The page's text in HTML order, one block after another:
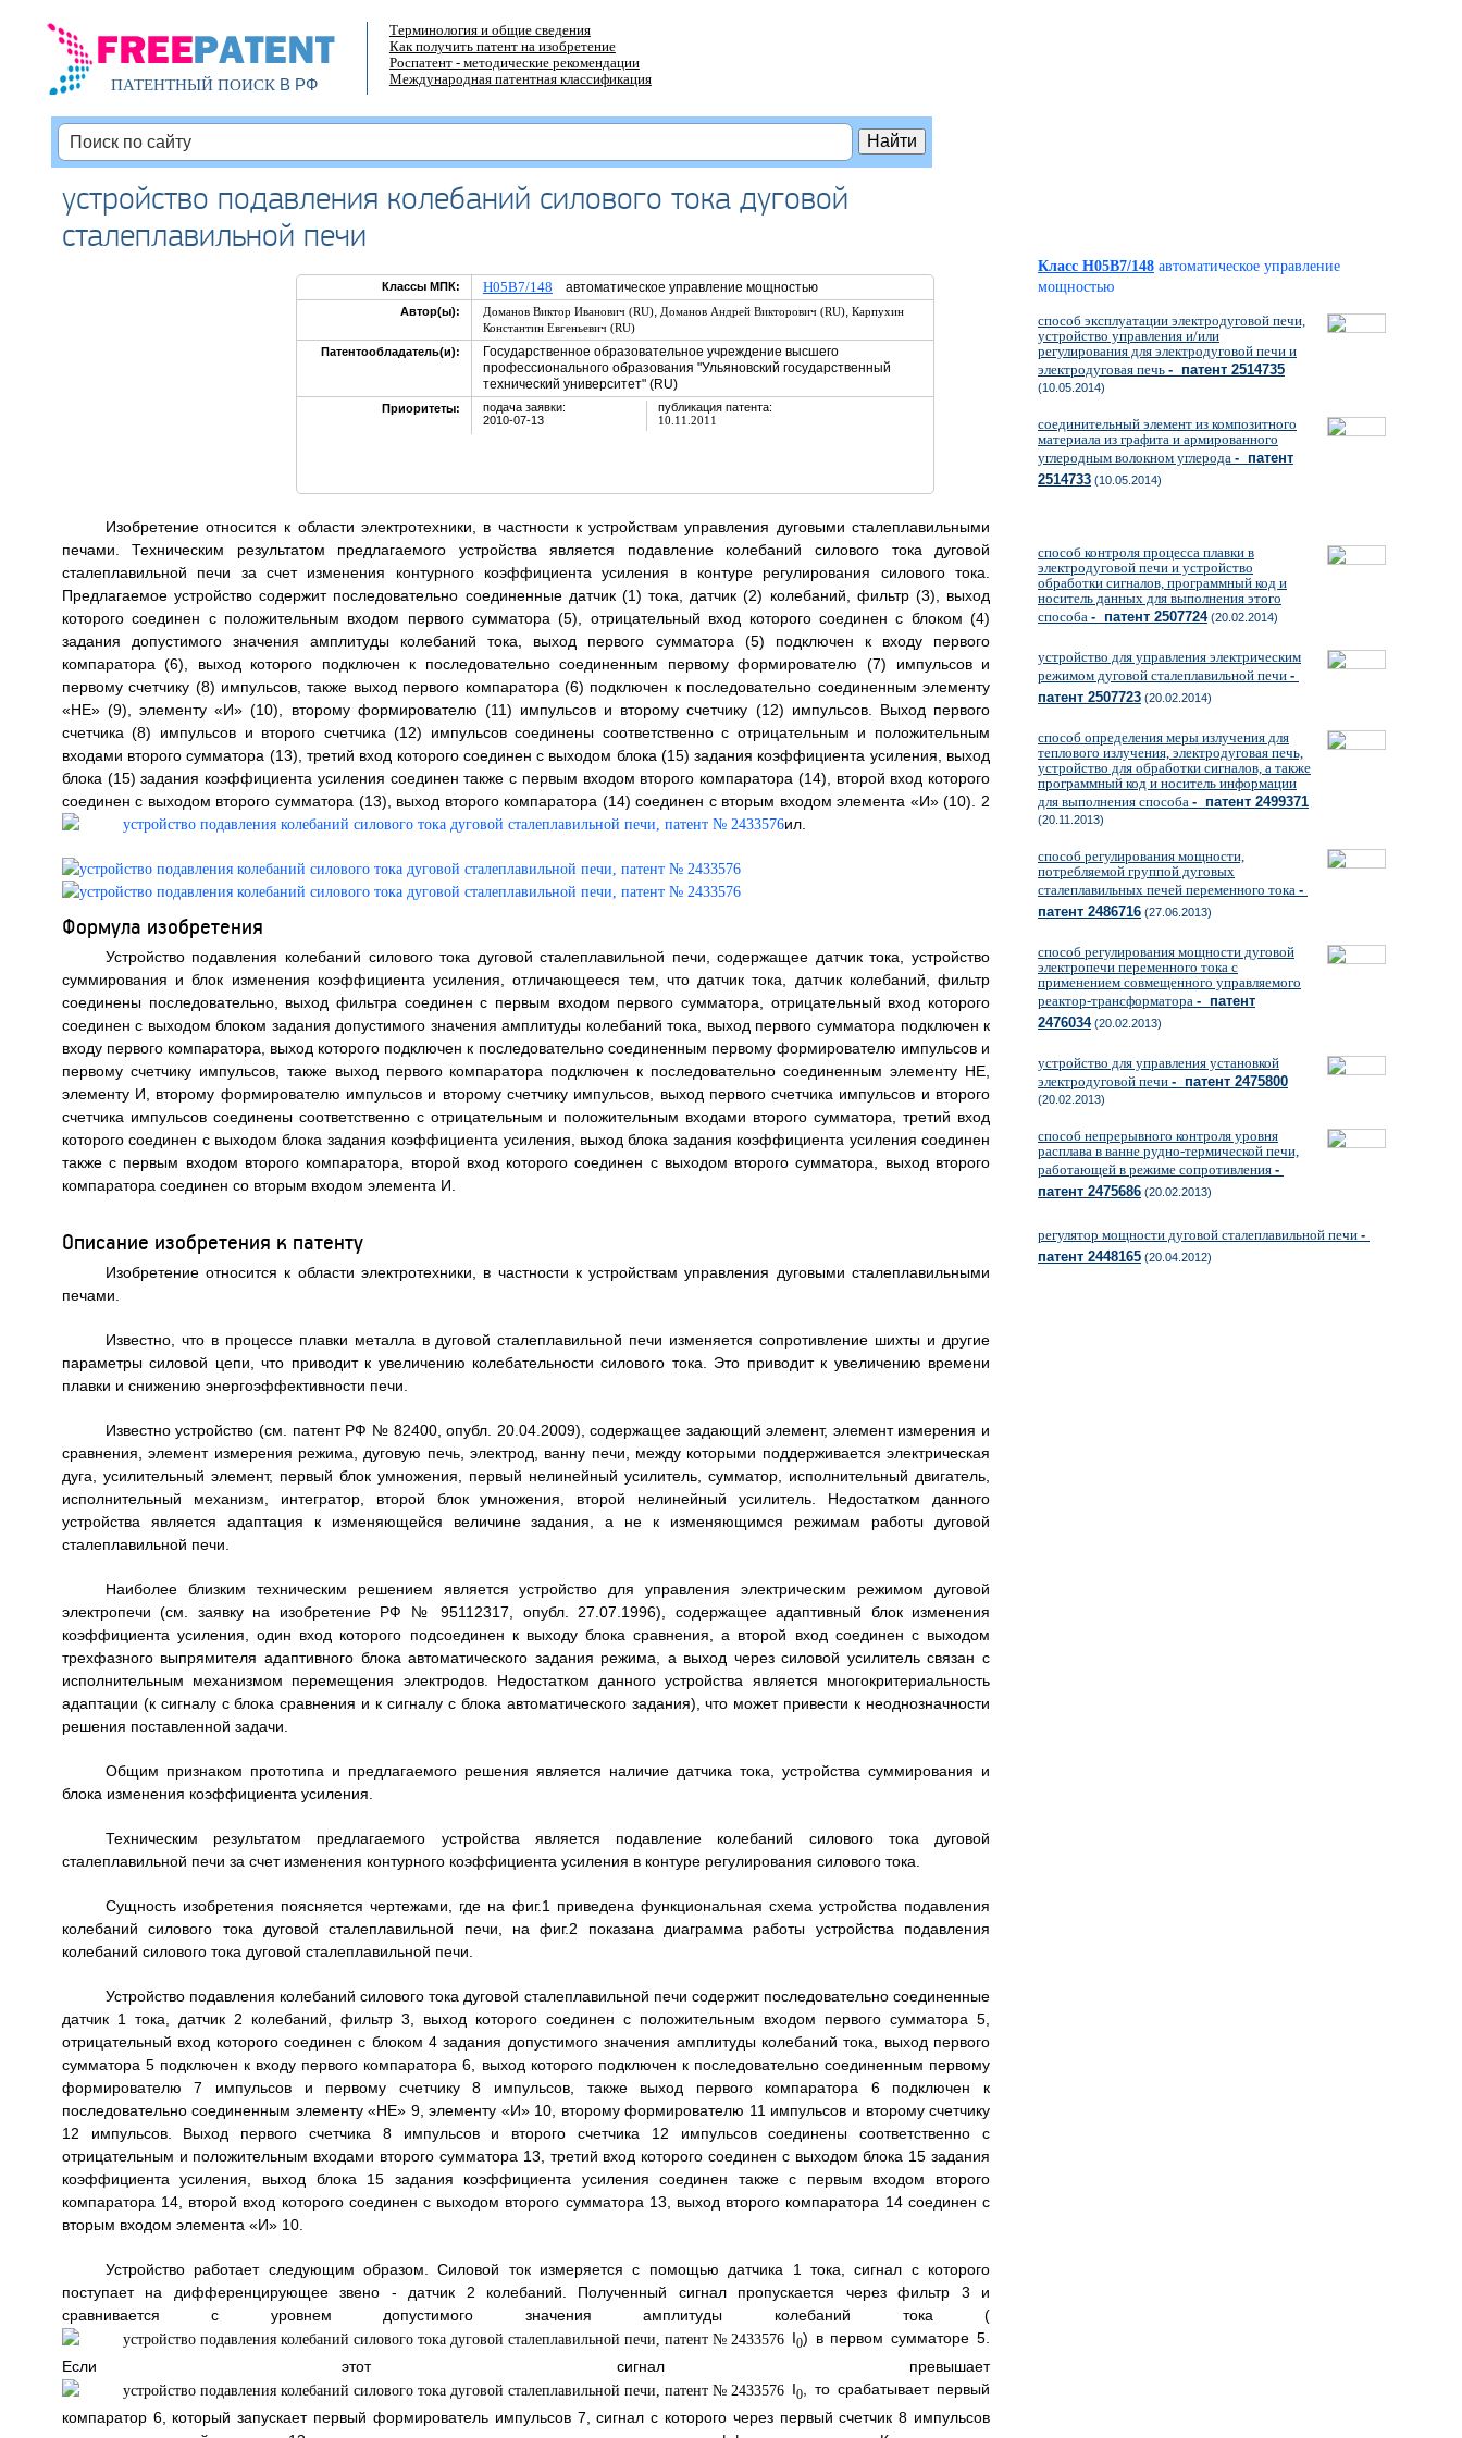
ПАТЕНТНЫЙ ПОИСКВ РФ
Терминология и общие сведения
Как получить патент на изобретение
Роспатент - методические рекомендации
Международная патентная классификация
устройство подавления колебаний силового тока дуговой
сталеплавильной печи
Классы МПК: H05B7/148 автоматическое управление мощностью
Автор(ы): Доманов Виктор Иванович (RU), Доманов Андрей Викторович (RU), Карпухин
Константин Евгеньевич (RU)
Патентообладатель(и):
Государственное образовательное учреждение высшего
профессионального образования "Ульяновский государственный
технический университет" (RU)
Приоритеты:
подача заявки:
2010-07-13
публикация патента:
10.11.2011
Изобретение относится к области электротехники, в частности к устройствам управления дуговыми сталеплавильными
печами. Техническим результатом предлагаемого устройства является подавление колебаний силового тока дуговой
сталеплавильной печи за счет изменения контурного коэффициента усиления в контуре регулирования силового тока.
Предлагаемое устройство содержит последовательно соединенные датчик (1) тока, датчик (2) колебаний, фильтр (3), выход
которого соединен с положительным входом первого сумматора (5), отрицательный вход которого соединен с блоком (4)
задания допустимого значения амплитуды колебаний тока, выход первого сумматора (5) подключен к входу первого
компаратора (6), выход которого подключен к последовательно соединенным первому формирователю (7) импульсов и
первому счетчику (8) импульсов, также выход первого компаратора (6) подключен к последовательно соединенным элементу
«НЕ» (9), элементу «И» (10), второму формирователю (11) импульсов и второму счетчику (12) импульсов. Выход первого
счетчика (8) импульсов и второго счетчика (12) импульсов соединены соответственно с отрицательным и положительным
входами второго сумматора (13), третий вход которого соединен с выходом блока (15) задания коэффициента усиления, выход
блока (15) задания коэффициента усиления соединен также с первым входом второго компаратора (14), второй вход которого
соединен с выходом второго сумматора (13), выход второго компаратора (14) соединен с вторым входом элемента «И» (10). 2
ил.
Формула изобретения
Устройство подавления колебаний силового тока дуговой сталеплавильной печи, содержащее датчик тока, устройство
суммирования и блок изменения коэффициента усиления, отличающееся тем, что датчик тока, датчик колебаний, фильтр
соединены последовательно, выход фильтра соединен с первым входом первого сумматора, отрицательный вход которого
соединен с выходом блоком задания допустимого значения амплитуды колебаний тока, выход первого сумматора подключен к
входу первого компаратора, выход которого подключен к последовательно соединенным первому формирователю импульсов и
первому счетчику импульсов, также выход первого компаратора подключен к последовательно соединенным элементу НЕ,
элементу И, второму формирователю импульсов и второму счетчику импульсов, выход первого счетчика импульсов и второго
счетчика импульсов соединены соответственно с отрицательным и положительным входами второго сумматора, третий вход
которого соединен с выходом блока задания коэффициента усиления, выход блока задания коэффициента усиления соединен
также с первым входом второго компаратора, второй вход которого соединен с выходом второго сумматора, выход второго
компаратора соединен со вторым входом элемента И.
Описание изобретения к патенту
Изобретение относится к области электротехники, в частности к устройствам управления дуговыми сталеплавильными
печами.
Известно, что в процессе плавки металла в дуговой сталеплавильной печи изменяется сопротивление шихты и другие
параметры силовой цепи, что приводит к увеличению колебательности силового тока. Это приводит к увеличению времени
плавки и снижению энергоэффективности печи.
Известно устройство (см. патент РФ № 82400, опубл. 20.04.2009), содержащее задающий элемент, элемент измерения и
сравнения, элемент измерения режима, дуговую печь, электрод, ванну печи, между которыми поддерживается электрическая
дуга, усилительный элемент, первый блок умножения, первый нелинейный усилитель, сумматор, исполнительный двигатель,
исполнительный механизм, интегратор, второй блок умножения, второй нелинейный усилитель. Недостатком данного
устройства является адаптация к изменяющейся величине задания, а не к изменяющимся режимам работы дуговой
сталеплавильной печи.
Наиболее близким техническим решением является устройство для управления электрическим режимом дуговой
электропечи (см. заявку на изобретение РФ № 95112317, опубл. 27.07.1996), содержащее адаптивный блок изменения
коэффициента усиления, один вход которого подсоединен к выходу блока сравнения, а второй вход соединен с выходом
трехфазного выпрямителя адаптивного блока автоматического задания режима, а выход через силовой усилитель связан с
исполнительным механизмом перемещения электродов. Недостатком данного устройства является многокритериальность
адаптации (к сигналу с блока сравнения и к сигналу с блока автоматического задания), что может привести к неоднозначности
решения поставленной задачи.
Общим признаком прототипа и предлагаемого решения является наличие датчика тока, устройства суммирования и
блока изменения коэффициента усиления.
Техническим результатом предлагаемого устройства является подавление колебаний силового тока дуговой
сталеплавильной печи за счет изменения контурного коэффициента усиления в контуре регулирования силового тока.
Сущность изобретения поясняется чертежами, где на фиг.1 приведена функциональная схема устройства подавления
колебаний силового тока дуговой сталеплавильной печи, на фиг.2 показана диаграмма работы устройства подавления
колебаний силового тока дуговой сталеплавильной печи.
Устройство подавления колебаний силового тока дуговой сталеплавильной печи содержит последовательно соединенные
датчик 1 тока, датчик 2 колебаний, фильтр 3, выход которого соединен с положительным входом первого сумматора 5,
отрицательный вход которого соединен с блоком 4 задания допустимого значения амплитуды колебаний тока, выход первого
сумматора 5 подключен к входу первого компаратора 6, выход которого подключен к последовательно соединенным первому
формирователю 7 импульсов и первому счетчику 8 импульсов, также выход первого компаратора 6 подключен к
последовательно соединенным элементу «НЕ» 9, элементу «И» 10, второму формирователю 11 импульсов и второму счетчику
12 импульсов. Выход первого счетчика 8 импульсов и второго счетчика 12 импульсов соединены соответственно с
отрицательным и положительным входами второго сумматора 13, третий вход которого соединен с выходом блока 15 задания
коэффициента усиления, выход блока 15 задания коэффициента усиления соединен также с первым входом второго
компаратора 14, второй вход которого соединен с выходом второго сумматора 13, выход второго компаратора 14 соединен с
вторым входом элемента «И» 10.
Устройство работает следующим образом. Силовой ток измеряется с помощью датчика 1 тока, сигнал с которого
поступает на дифференцирующее звено - датчик 2 колебаний. Полученный сигнал пропускается через фильтр 3 и
сравнивается с уровнем допустимого значения амплитуды колебаний тока (
I0) в первом сумматоре 5.
Если этот сигнал превышает
I0, то срабатывает первый
компаратор 6, который запускает первый формирователь импульсов 7, сигнал с которого через первый счетчик 8 импульсов
Класс H05B7/148 автоматическое управление
мощностью
способ эксплуатации электродуговой печи,
устройство управления и/или
регулирования для электродуговой печи и
электродуговая печь - патент 2514735
(10.05.2014)
соединительный элемент из композитного
материала из графита и армированного
углеродным волокном углерода - патент
2514733 (10.05.2014)
способ контроля процесса плавки в
электродуговой печи и устройство
обработки сигналов, программный код и
носитель данных для выполнения этого
способа - патент 2507724(20.02.2014)
устройство для управления электрическим
режимом дуговой сталеплавильной печи -
патент 2507723 (20.02.2014)
способ определения меры излучения для
теплового излучения, электродуговая печь,
устройство для обработки сигналов, а также
программный код и носитель информации
для выполнения способа - патент 2499371
(20.11.2013)
способ регулирования мощности,
потребляемой группой дуговых
сталеплавильных печей переменного тока -
патент 2486716 (27.06.2013)
способ регулирования мощности дуговой
электропечи переменного тока с
применением совмещенного управляемого
реактор-трансформатора - патент
2476034(20.02.2013)
устройство для управления установкой
электродуговой печи - патент 2475800
(20.02.2013)
способ непрерывного контроля уровня
расплава в ванне рудно-термической печи,
работающей в режиме сопротивления -
патент 2475686 (20.02.2013)
регулятор мощности дуговой сталеплавильной печи -
патент 2448165 (20.04.2012)